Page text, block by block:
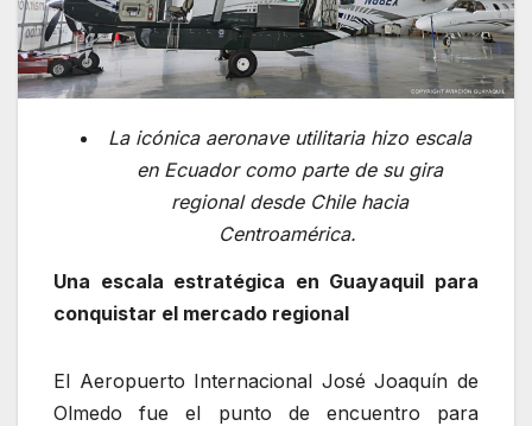
La icónica aeronave utilitaria hizo escala
en Ecuador como parte de su gira
regional desde Chile hacia
Centroamérica.
Una escala estratégica en Guayaquil para
conquistar el mercado regional
El Aeropuerto Internacional José Joaquín de
Olmedo fue el punto de encuentro para